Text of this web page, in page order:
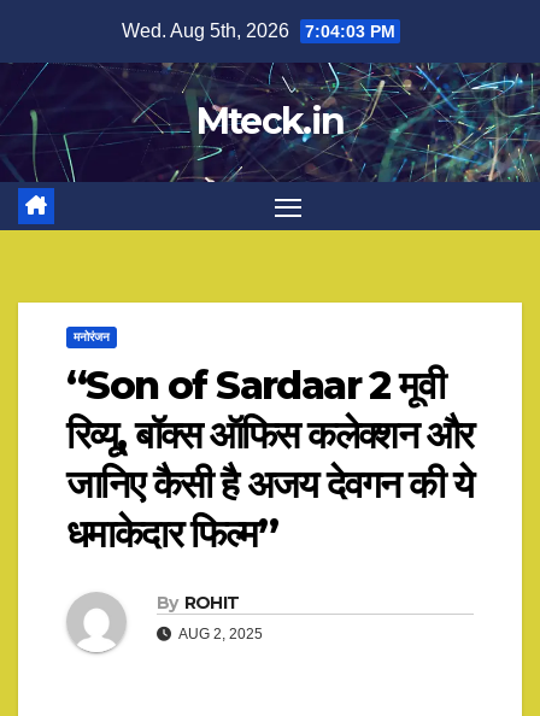
content
Wed. Aug 5th, 2026 7:04:04 PM
Mteck.in
मनोरंजन
“Son of Sardaar 2 मूवी
रिव्यू, बॉक्स ऑफिस कलेक्शन और
जानिए कैसी है अजय देवगन की ये
धमाकेदार फिल्म”
By ROHIT
AUG 2, 2025